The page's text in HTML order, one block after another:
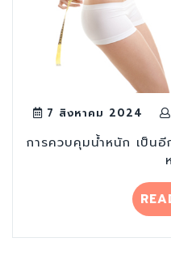
7 สิงหาคม 2024
การควบคุมน้ำหนัก เป็น